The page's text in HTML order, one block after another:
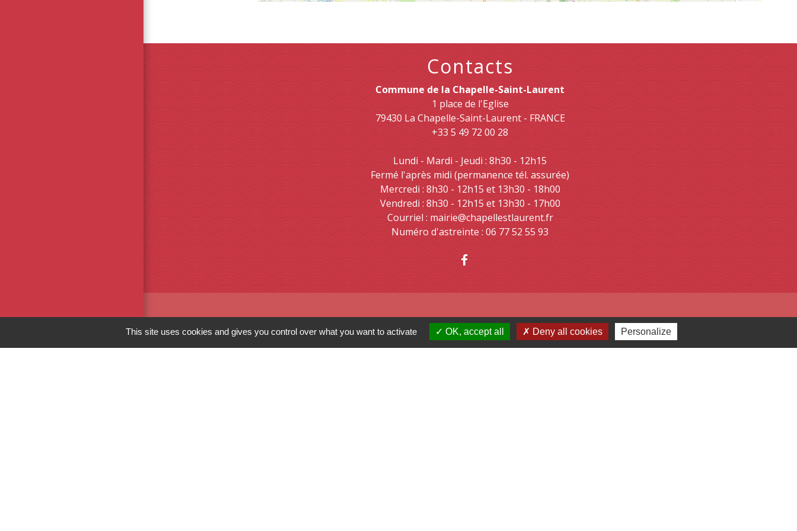
Contacts
Commune de la Chapelle-Saint-Laurent
1 place de l'Eglise
79430 La Chapelle-Saint-Laurent - FRANCE
+33 5 49 72 00 28
Lundi - Mardi - Jeudi : 8h30 - 12h15
Fermé l'après midi (permanence tél. assurée)
Mercredi : 8h30 - 12h15 et 13h30 - 18h00
Vendredi : 8h30 - 12h15 et 13h30 - 17h00
Courriel : mairie@chapellestlaurent.fr
Numéro d'astreinte : 06 77 52 55 93
Liens
This site uses cookies and gives you control over what you want to activate OK, accept all Deny all cookies Personalize